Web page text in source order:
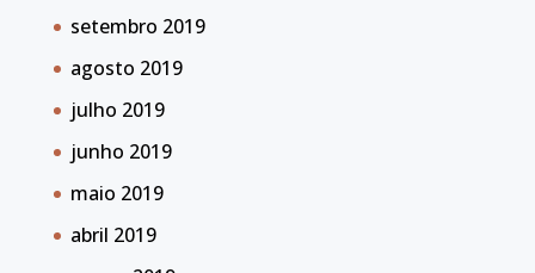
setembro 2019
agosto 2019
julho 2019
junho 2019
maio 2019
abril 2019